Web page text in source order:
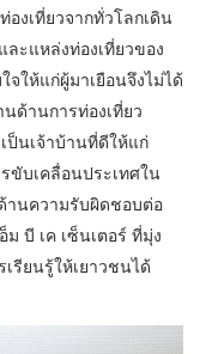
งเที่ยวจากทั่วโลกเดิน
ะแหล่งท่องเที่ยวของ
ให้แก่ผู้มาเยือนจึงไม่ได้
ด้านการท่องเที่ยว
ป็นเจ้าบ้านที่ดีให้แก่
ขับเคลื่อนประเทศใน
านความรับผิดชอบต่อ
บี เค เซ็นเตอร์ ที่มุ่ง
รียนรู้ให้เยาวชนได้